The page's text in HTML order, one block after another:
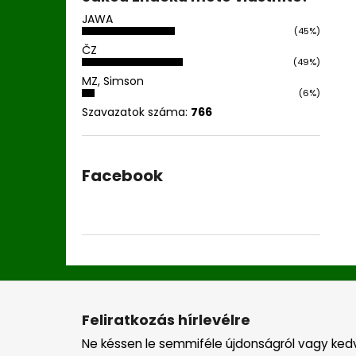
JAWA
(45%)
ČZ
(49%)
MZ, Simson
(6%)
Szavazatok száma: 766
Facebook
L
Feliratkozás hírlevélre
Ne késsen le semmiféle újdonságról vagy